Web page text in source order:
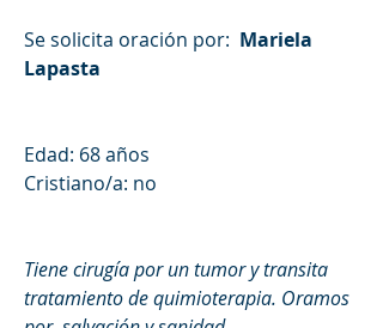
Se solicita oración por: Mariela
Lapasta
Edad: 68 años
Cristiano/a: no
Tiene cirugía por un tumor y transita
tratamiento de quimioterapia. Oramos